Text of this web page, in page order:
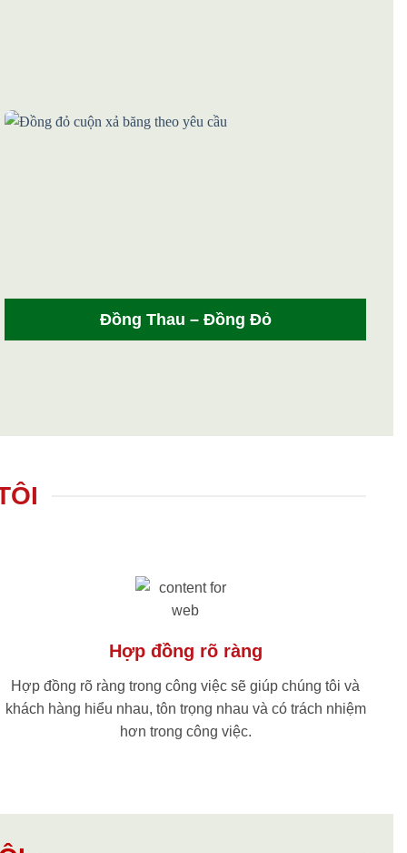
Đồng Thau – Đồng Đỏ
Hợp đồng rõ ràng
Hợp đồng rõ ràng trong công việc sẽ giúp chúng tôi và
khách hàng hiểu nhau, tôn trọng nhau và có trách nhiệm
hơn trong công việc.